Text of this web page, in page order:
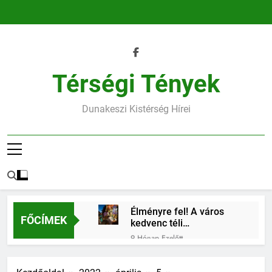
Térségi Tények
Dunakeszi Kistérség Hírei
FŐCÍMEK
Élményre fel! A város
kedvenc téli
találkozóhelye vár rád
9 Hónap Ezelőtt
9 Hónap Ezelőtt